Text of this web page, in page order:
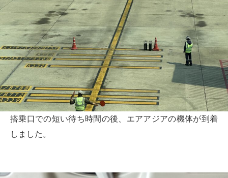
搭乗口での短い待ち時間の後、エアアジアの機体が到着
しました。